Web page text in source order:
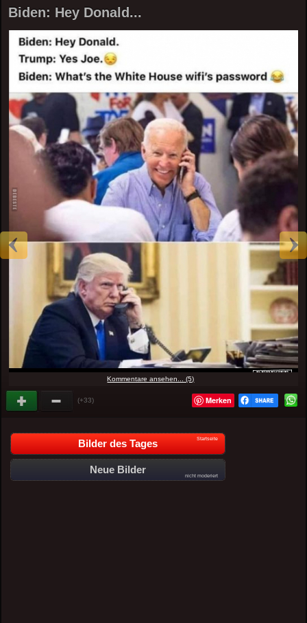
Biden: Hey Donald...
Kommentare ansehen... (5)
(+33) Merken
Bilder des Tages Startseite
Neue Bilder
nicht moderiert